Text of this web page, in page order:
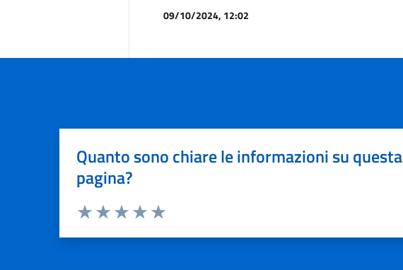
09/10/2024, 12:02
Quanto sono chiare le informazioni su questa
pagina?